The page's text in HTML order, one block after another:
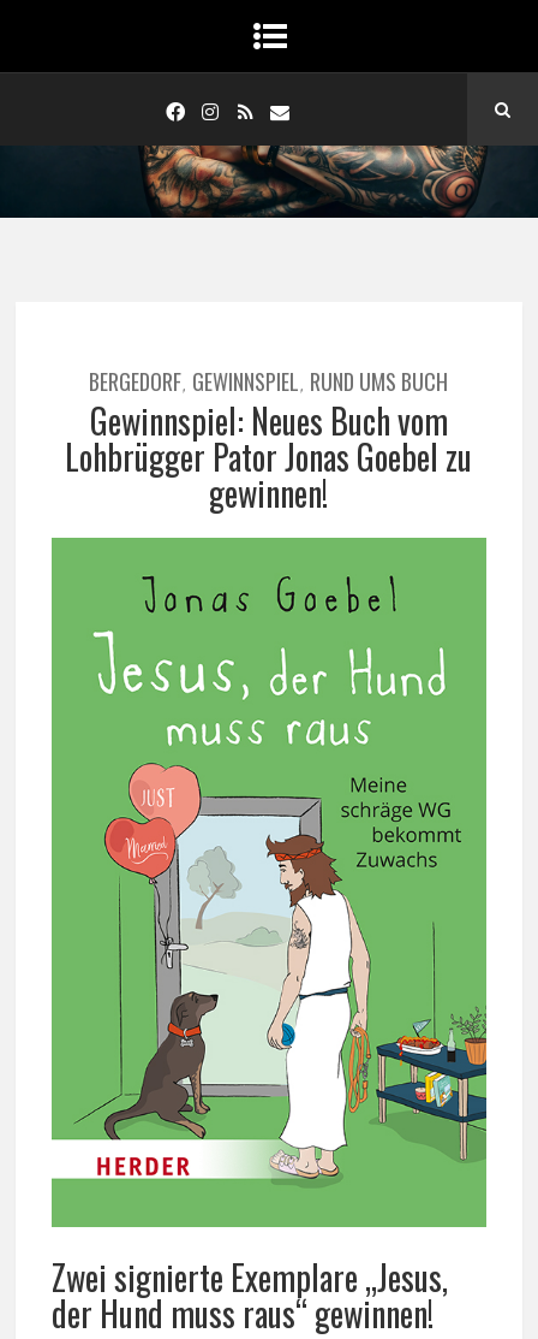
BERGEDORF, GEWINNSPIEL, RUND UMS BUCH
Gewinnspiel: Neues Buch vom
Lohbrügger Pator Jonas Goebel zu
gewinnen!
Zwei signierte Exemplare „Jesus,
der Hund muss raus“ gewinnen!